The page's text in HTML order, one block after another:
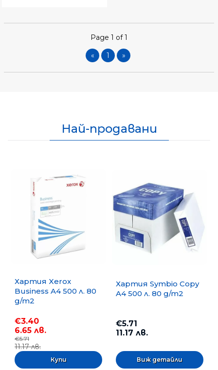
Page 1 of 1
« 1 »
Най-продавани
Хартия Xerox
Business A4 500 л. 80
g/m2
€3.40
6.65 лв.
€5.71
11.17 лв.
Хартия Symbio Copy
A4 500 л. 80 g/m2
€5.71
11.17 лв.
Виж детайли